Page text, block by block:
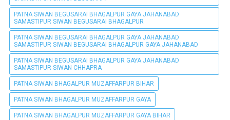
PATNA SIWAN BEGUSARAI BHAGALPUR GAYA JAHANABAD
SAMASTIPUR SIWAN BEGUSARAI BHAGALPUR
PATNA SIWAN BEGUSARAI BHAGALPUR GAYA JAHANABAD
SAMASTIPUR SIWAN BEGUSARAI BHAGALPUR GAYA JAHANABAD
PATNA SIWAN BEGUSARAI BHAGALPUR GAYA JAHANABAD
SAMASTIPUR SIWAN CHHAPRA
PATNA SIWAN BHAGALPUR MUZAFFARPUR BIHAR
PATNA SIWAN BHAGALPUR MUZAFFARPUR GAYA
PATNA SIWAN BHAGALPUR MUZAFFARPUR GAYA BIHAR